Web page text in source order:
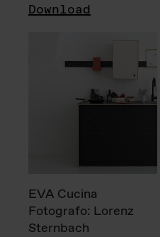
Download
EVA Cucina
Fotografo: Lorenz
Sternbach